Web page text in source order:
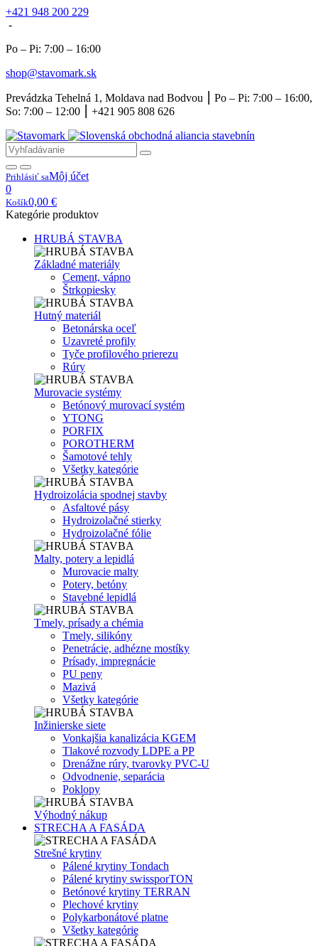
+421 948 200 229
-
Po – Pi: 7:00 – 16:00
shop@stavomark.sk
Prevádzka Tehelná 1, Moldava nad Bodvou ⎮ Po – Pi: 7:00 – 16:00,
So: 7:00 – 12:00 ⎮ +421 905 808 626
Prihlásiť saMôj účet
0
Košík0,00 €
Kategórie produktov
HRUBÁ STAVBA
Základné materiály
Cement, vápno
Štrkopiesky
Hutný materiál
Betonárska oceľ
Uzavreté profily
Tyče profilového prierezu
Rúry
Murovacie systémy
Betónový murovací systém
YTONG
PORFIX
POROTHERM
Šamotové tehly
Všetky kategórie
Hydroizolácia spodnej stavby
Asfaltové pásy
Hydroizolačné stierky
Hydroizolačné fólie
Malty, potery a lepidlá
Murovacie malty
Potery, betóny
Stavebné lepidlá
Tmely, prísady a chémia
Tmely, silikóny
Penetrácie, adhézne mostíky
Prísady, impregnácie
PU peny
Mazivá
Všetky kategórie
Inžinierske siete
Vonkajšia kanalizácia KGEM
Tlakové rozvody LDPE a PP
Drenážne rúry, tvarovky PVC-U
Odvodnenie, separácia
Poklopy
Výhodný nákup
STRECHA A FASÁDA
Strešné krytiny
Pálené krytiny Tondach
Pálené krytiny swissporTON
Betónové krytiny TERRAN
Plechové krytiny
Polykarbonátové platne
Všetky kategórie